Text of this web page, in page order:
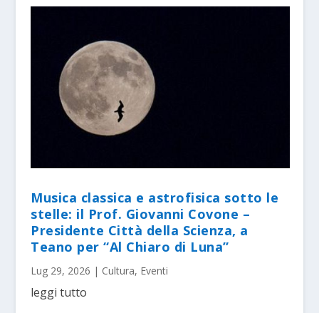
Musica classica e astrofisica sotto le
stelle: il Prof. Giovanni Covone –
Presidente Città della Scienza, a
Teano per “Al Chiaro di Luna”
Lug 29, 2026 | Cultura, Eventi
leggi tutto